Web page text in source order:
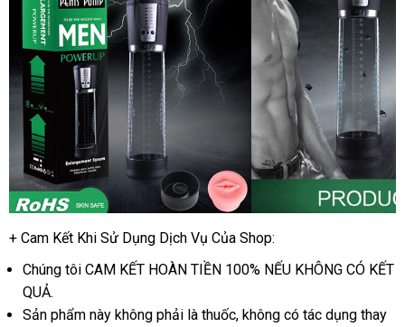
+ Cam Kết Thái
Lan
Khi Sử Dụng Dịch Vụ Của Shop:
Chúng tôi CAM KẾT HOÀN TIỀN 100% NẾU KHÔNG CÓ KẾT
QUẢ.
Sản phẩm này không phải là thuốcđắt
, không có tác dụng thay